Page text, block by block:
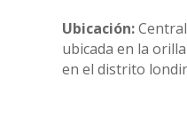
Ubicación:
ubicada en la
en el distrito